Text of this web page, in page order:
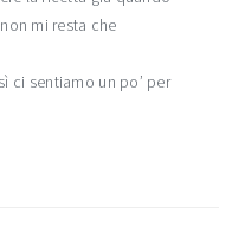
mi resta che
ci sentiamo un po’ per